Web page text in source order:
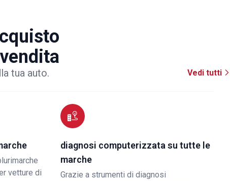
tua auto. Vedi tutti
vetture di
diagnosi computerizzata su tutte le
marche
Grazie a strumenti di diagnosi